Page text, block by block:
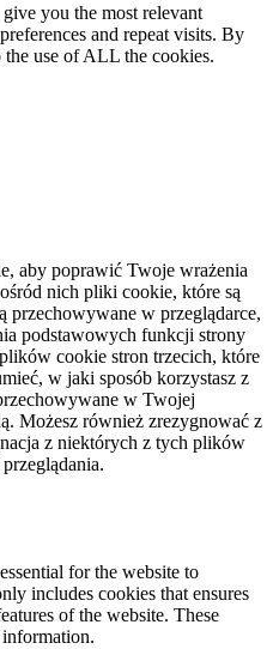
you the most relevant
and repeat visits. By
use of ALL the cookies.
aby poprawić Twoje wrażenia
nich pliki cookie, które są
przechowywane w przeglądarce,
podstawowych funkcji strony
cookie stron trzecich, które
w jaki sposób korzystasz z
w Twojej
Możesz również zrezygnować z
z niektórych z tych plików
for the website to
includes cookies that ensures
of the website. These